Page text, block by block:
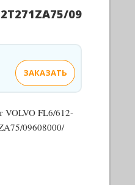
09
ЗАКАЗАТЬ
VOLVO FL6/612-
09608000/